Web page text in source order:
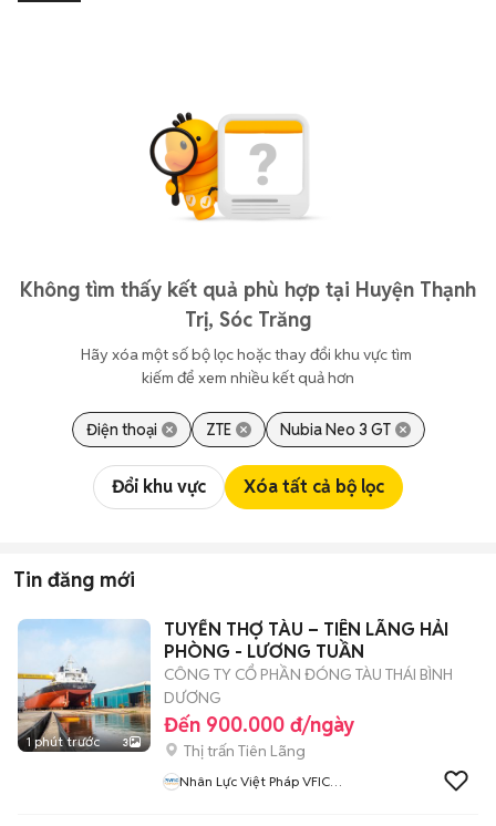
Không tìm thấy kết quả phù hợp tại Huyện Thạnh
Trị, Sóc Trăng
Hãy xóa một số bộ lọc hoặc thay đổi khu vực tìm
kiếm để xem nhiều kết quả hơn
Điện thoại ZTE Nubia Neo 3 GT
Đổi khu vực Xóa tất cả bộ lọc
Tin đăng mới
1 phút trước 3
TUYỂN THỢ TÀU – TIÊN LÃNG HẢI
PHÒNG - LƯƠNG TUẦN
CÔNG TY CỔ PHẦN ĐÓNG TÀU THÁI BÌNH
DƯƠNG
Đến 900.000 đ/ngày
Thị trấn Tiên Lãng
Nhân Lực Việt Pháp VFIC